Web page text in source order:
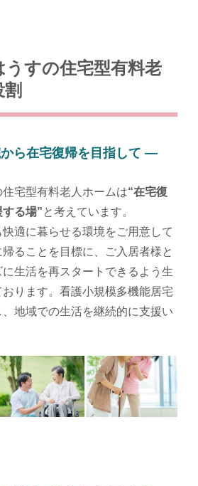
すの住宅型有料老
ら在宅復帰を目指して ―
宅型有料老人ホームは“在宅復
る場”と考えています。
適に暮らせる環境をご用意して
ることを目標に、ご入居者様と
生活を再スタートできるよう生
ります。看護小規模多機能居宅
地域での生活を継続的に支援い